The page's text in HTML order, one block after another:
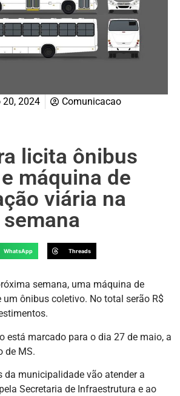
20, 2024 Comunicacao
licita ônibus
máquina de
viária na
WhatsApp Threads
semana, uma máquina de
ônibus coletivo. No total serão R$
está marcado para o dia 27 de maio, a
de MS.
da municipalidade vão atender a
Secretaria de Infraestrutura e ao